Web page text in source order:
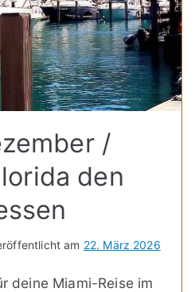
/
den
am 22. März 2026
deine Miami-Reise im